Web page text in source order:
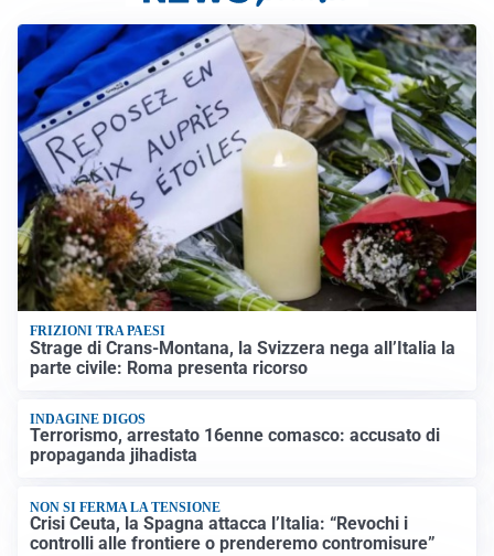
FRIZIONI TRA PAESI
Strage di Crans-Montana, la Svizzera nega all’Italia la
parte civile: Roma presenta ricorso
INDAGINE DIGOS
Terrorismo, arrestato 16enne comasco: accusato di
propaganda jihadista
NON SI FERMA LA TENSIONE
Crisi Ceuta, la Spagna attacca l’Italia: “Revochi i
controlli alle frontiere o prenderemo contromisure”